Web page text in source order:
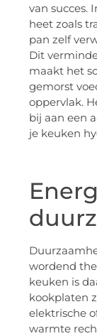
van succes.
heet zoals
pan zelf
Dit
maakt het
gemorst
oppervlak.
bij aan een
je keuken
wordend
keuken is
kookplaten
elektrische
warmte